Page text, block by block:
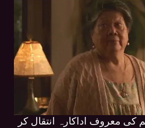
کی معروف اداکارہ انتقال کر